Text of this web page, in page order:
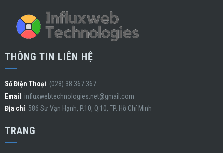
THÔNG TIN LIÊN HỆ
Số Điện Thoại: (028) 38.367.367
Email : influxwebtechnologies.net@gmail.com
Địa chỉ: 586 Sư Vạn Hạnh, P.10, Q.10, TP. Hồ Chí Minh
TRANG